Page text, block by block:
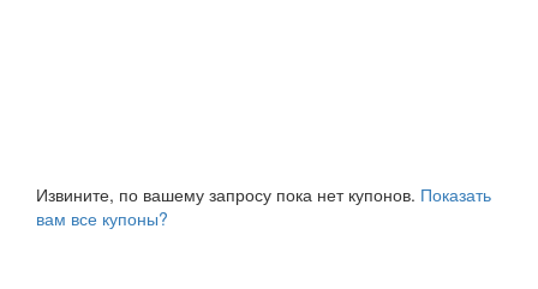
Извините, по вашему запросу пока нет купонов. Показать
вам все купоны?